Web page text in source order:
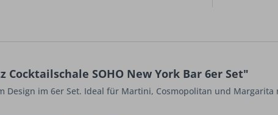
SOHO New York Bar 6er Set"
Design im 6er Set. Ideal für Martini, Cosmopolitan und